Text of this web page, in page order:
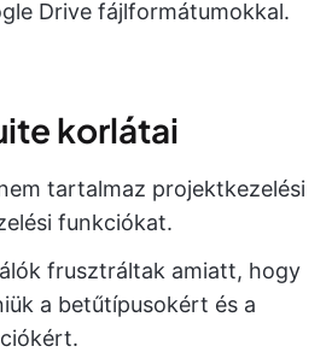
Drive fájlformátumokkal.
korlátai
tartalmaz projektkezelési
funkciókat.
frusztráltak amiatt, hogy
a betűtípusokért és a